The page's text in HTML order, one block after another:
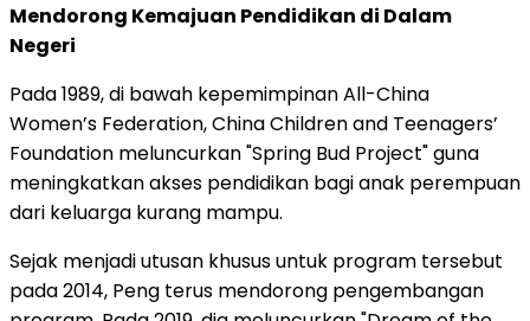
Mendorong Kemajuan Pendidikan di Dalam
Negeri
Pada 1989, di bawah kepemimpinan All-China
Women’s Federation, China Children and Teenagers’
Foundation meluncurkan "Spring Bud Project" guna
meningkatkan akses pendidikan bagi anak perempuan
dari keluarga kurang mampu.
Sejak menjadi utusan khusus untuk program tersebut
pada 2014, Peng terus mendorong pengembangan